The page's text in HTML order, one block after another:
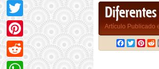
Artículo Publicado
Facebook
Twitter
Facebook
Twitter
Pinterest
Reddit